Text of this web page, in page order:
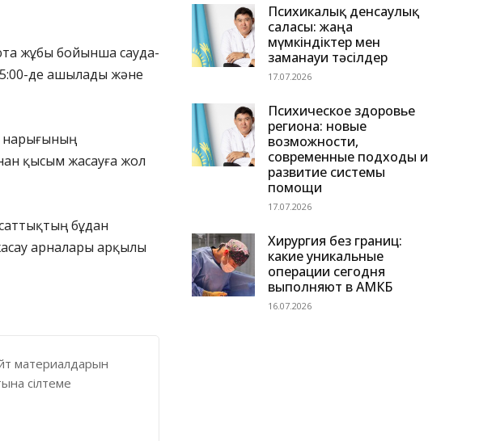
жұбы бойынша сауда-
де ашылады және
нарығының
қысым жасауға жол
бұдан
арналары арқылы
материалдарын
сілтеме
Психикалық денсаулық
саласы: жаңа
мүмкіндіктер мен
заманауи тәсілдер
17.07.2026
Психическое здоровье
региона: новые
возможности,
современные подходы и
развитие системы
помощи
17.07.2026
Хирургия без границ:
какие уникальные
операции сегодня
выполняют в АМКБ
16.07.2026